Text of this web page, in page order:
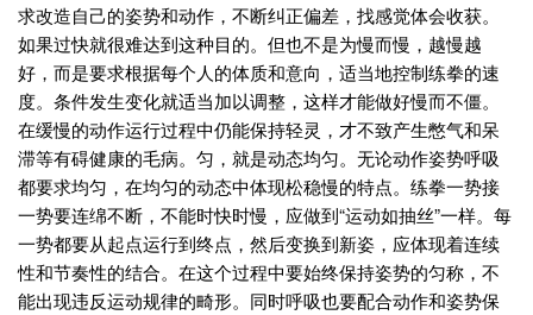
求改造自己的姿势和动作，不断纠正偏差，找感觉体会收获。
如果过快就很难达到这种目的。但也不是为慢而慢，越慢越
好，而是要求根据每个人的体质和意向，适当地控制练拳的速
度。条件发生变化就适当加以调整，这样才能做好慢而不僵。
在缓慢的动作运行过程中仍能保持轻灵，才不致产生憋气和呆
滞等有碍健康的毛病。匀，就是动态均匀。无论动作姿势呼吸
都要求均匀，在均匀的动态中体现松稳慢的特点。练拳一势接
一势要连绵不断，不能时快时慢，应做到“运动如抽丝”一样。每
一势都要从起点运行到终点，然后变换到新姿，应体现着连续
性和节奏性的结合。在这个过程中要始终保持姿势的匀称，不
能出现违反运动规律的畸形。同时呼吸也要配合动作和姿势保